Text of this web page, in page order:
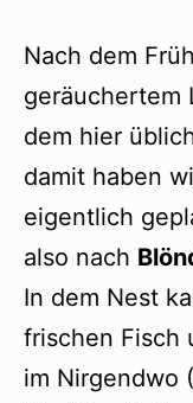
Nach dem
geräuchertem
dem hier
damit haben
eigentlich
also nach
In dem Nest
frischen Fisch
im Nirgendwo